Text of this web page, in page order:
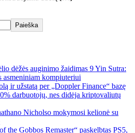
Paieška
dėžės auginimo žaidimas 9 Yin Sutra:
asmeniniam kompiuteriui
ir užstatą per „Doppler Finance“ bazę
darbuotojų, nes didėja kriptovaliutų
Nicholso mokymosi kelionė su
the Gobbos Remaster“ paskelbtas PS5,